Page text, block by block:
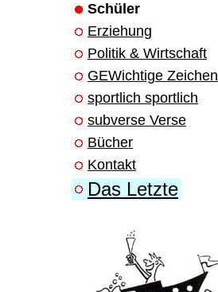
Schüler
Erziehung
Politik & Wirtschaft
GEWichtige Zeichen
sportlich sportlich
subverse Verse
Bücher
Kontakt
Das Letzte